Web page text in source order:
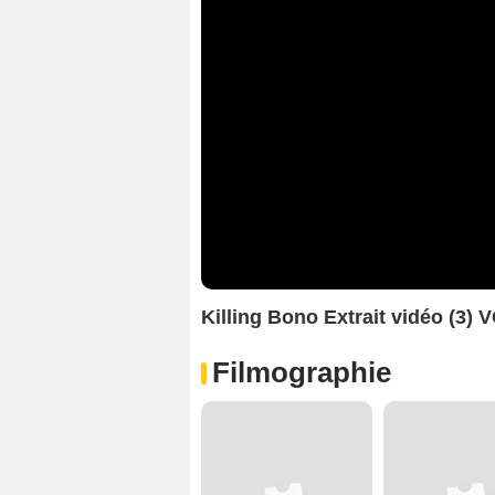
Killing Bono Extrait vidéo (3)
Filmographie